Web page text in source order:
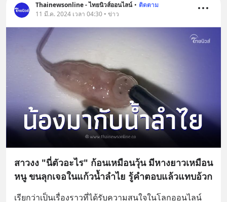
Thainewsonline - ไทยนิวส์ออนไลน์ • ติดตาม
11 มี.ค. 2024 เวลา 04:30 • ข่าว
สาวงง "นี่ตัวอะไร" ก้อนเหมือนวุ้น มีหางยาวเหมือน
หนู ขนลุกเจอในแก้วน้ำลำไย รู้คำตอบแล้วแทบอ้วก
เรียกว่าเป็นเรื่องราวที่ได้รับความสนใจในโลกออนไลน์